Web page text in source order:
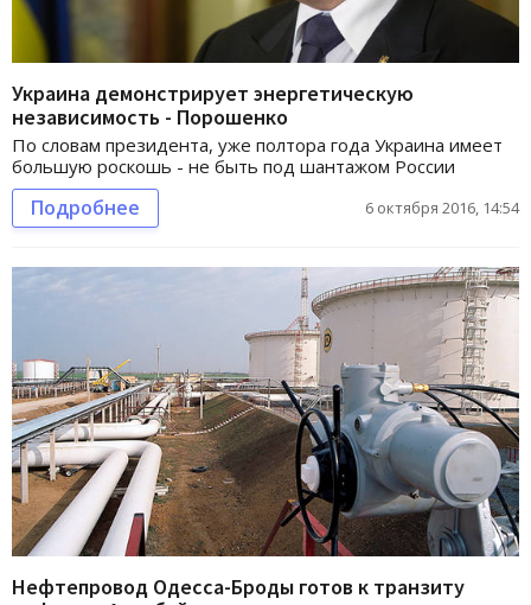
Украина демонстрирует энергетическую
независимость - Порошенко
По словам президента, уже полтора года Украина имеет
большую роскошь - не быть под шантажом России
Подробнее 6 октября 2016, 14:54
Нефтепровод Одесса-Броды готов к транзиту